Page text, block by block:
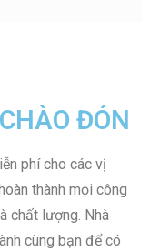
ĐÓN
phí cho các vị
thành mọi công
chất lượng. Nhà
cùng bạn để có